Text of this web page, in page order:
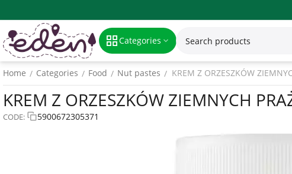
Categories
Home / Categories / Food / Nut pastes / KREM Z ORZESZKÓW
KREM Z ORZESZKÓW ZIEMNYCH
CODE: 5900672305371